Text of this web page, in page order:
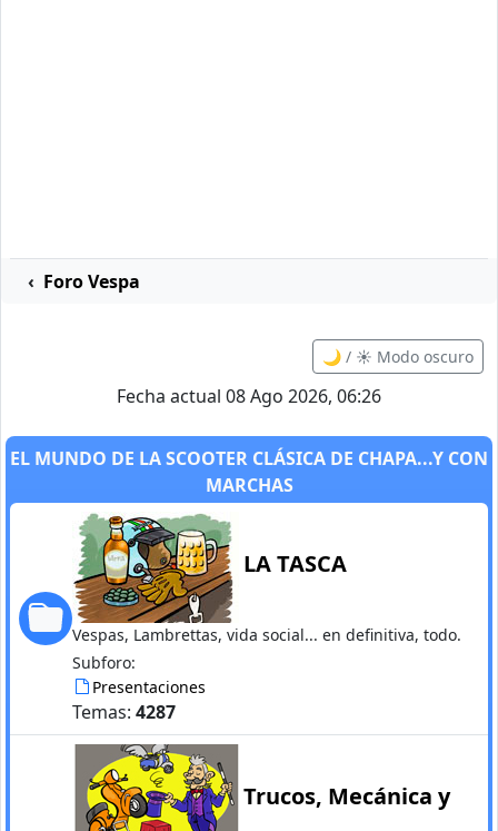
Foro Vespa
🌙 / ☀️ Modo oscuro
Fecha actual 08 Ago 2026, 06:26
EL MUNDO DE LA SCOOTER CLÁSICA DE CHAPA...Y CON
MARCHAS
LA TASCA
Vespas, Lambrettas, vida social... en definitiva, todo.
Subforo:
Presentaciones
Temas: 4287
Trucos, Mecánica y